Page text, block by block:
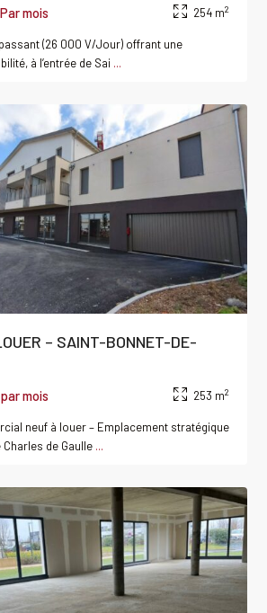
mois 254 m2
(26 000 V/Jour) offrant une
à l’entrée de Sai ...
– SAINT-BONNET-DE-
mois 253 m2
neuf à louer – Emplacement stratégique
Charles de Gaulle ...
Louer
commercial
Louer
Local
commercial